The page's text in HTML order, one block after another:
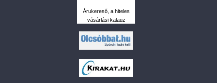
Árukereső, a hiteles
vásárlási kalauz